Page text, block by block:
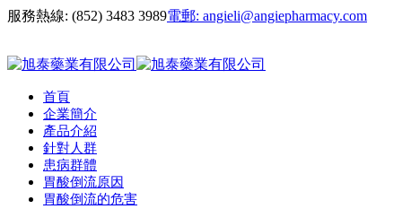
服務熱線: (852) 3483 3989電郵: angieli@angiepharmacy.com
首頁
企業簡介
產品介紹
針對人群
患病群體
胃酸倒流原因
胃酸倒流的危害